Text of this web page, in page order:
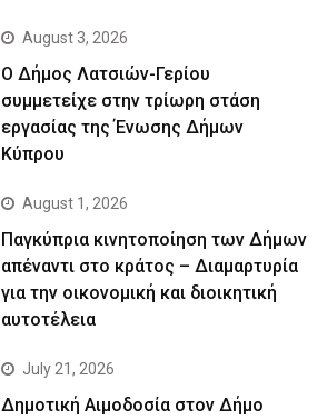
August 3, 2026
Ο Δήμος Λατσιών-Γερίου
συμμετείχε στην τρίωρη στάση
εργασίας της Ένωσης Δήμων
Κύπρου
August 1, 2026
Παγκύπρια κινητοποίηση των Δήμων
απέναντι στο κράτος – Διαμαρτυρία
για την οικονομική και διοικητική
αυτοτέλεια
July 21, 2026
Δημοτική Αιμοδοσία στον Δήμο